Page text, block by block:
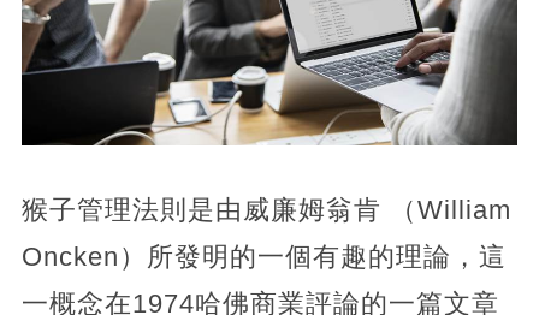
猴子管理法則是由威廉姆翁肯 （William
Oncken）所發明的一個有趣的理論，這
一概念在1974哈佛商業評論的一篇文章